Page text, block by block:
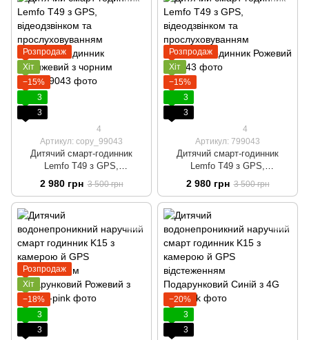
Розпродаж
Хіт
−15%
3
3
4
Артикул: copy_99043
Дитячий смарт-годинник
Lemfo T49 з GPS,
відеодзвінком та
прослуховуванням Розумний
годинник Оранжевий з чорним
2 980 грн 3 500 грн
Розпродаж
Хіт
−15%
3
3
4
Артикул: 799043
Дитячий смарт-годинник
Lemfo T49 з GPS,
відеодзвінком та
прослуховуванням Розумний
годинник Рожевий
2 980 грн 3 500 грн
Розпродаж
Хіт
−18%
3
3
−20%
3
3